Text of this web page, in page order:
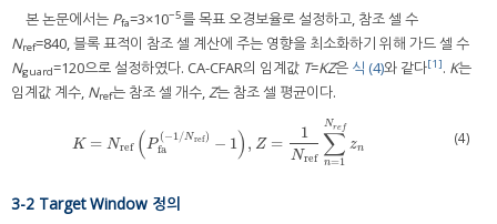
본 논문에서는 Pfa=3×10−5를 목표 오경보율로 설정하고, 참조 셀 수
Nref=840, 블록 표적이 참조 셀 계산에 주는 영향을 최소화하기 위해 가드 셀 수
Nguard=120으로 설정하였다. CA-CFAR의 임계값 T=KZ은 식 (4)와 같다[1]. K는
임계값 계수, Nref는 참조 셀 개수,Z는 참조 셀 평균이다.
K = Nref (P
(−1/Nref)
fa
− 1) , Z =
1
Nref ∑
n=1
Nref
zn
K=Nref P fa−1/Nref− 1,Z = 1 N ref∑n =1Nr efz n (4)
3-2 Target Window 정의